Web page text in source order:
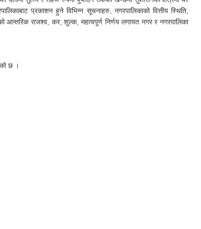
प्रकाशन हुने विभिन्न सूचनाहरु, नगरपालिकाको वित्तीय स्थिति,
आन्तरिक राजश्व, कर, शुल्क, महत्वपूर्ण निर्णय लगायत नगर र नगरपालिका
छ ।